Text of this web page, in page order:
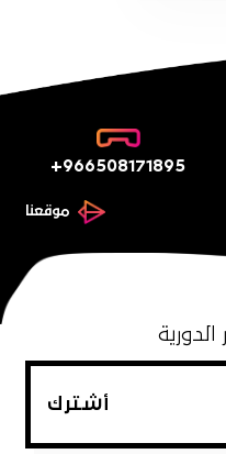
+966508171895
موقعنا
الدورية